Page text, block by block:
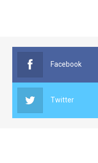
Facebook
Twitter